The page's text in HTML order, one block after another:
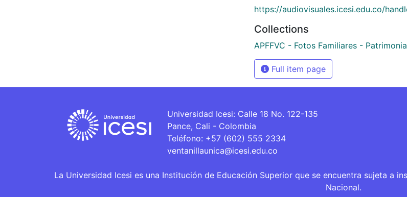
https://audiovisuales.icesi.edu.co/
Collections
APFFVC - Fotos Familiares -
Full item page
Universidad Icesi: Calle 18 No. 122-135
Pance, Cali - Colombia
Teléfono: +57 (602) 555 2334
ventanillaunica@icesi.edu.co
La Universidad Icesi es una Institución de Educación Superior que se encuentra sujeta a
Nacional.